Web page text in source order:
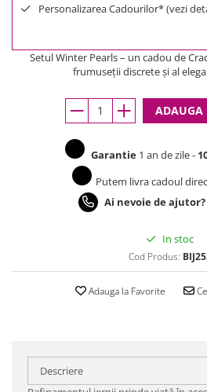
Personalizarea Cadourilor* (vezi
Setul Winter Pearls – un cadou de
frumuseții discrete și al
ADAUGA
Garantie 1 an de zile -
Putem livra cadoul
Ai nevoie de ajutor?
In stoc
Cod Produs:
Adauga la Favorite
Descriere